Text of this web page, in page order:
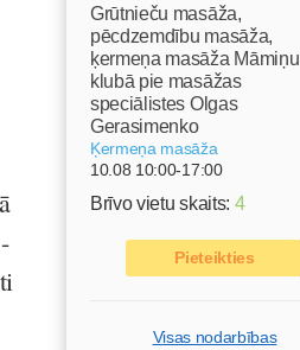
Grūtnieču masāža,
pēcdzemdību masāža,
ķermeņa masāža Māmiņu
klubā pie masāžas
speciālistes Olgas
Gerasimenko
Ķermeņa masāža
10.08 10:00-17:00
Brīvo vietu skaits: 4
Pieteikties
Visas nodarbības